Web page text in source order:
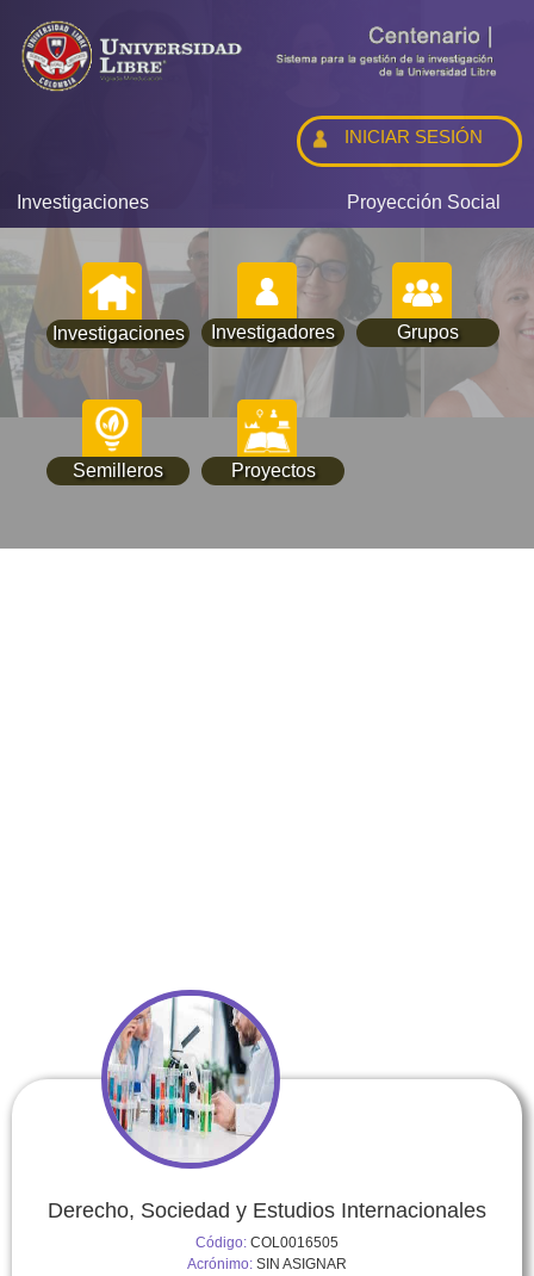
Investigaciones Proyección Social
Investigaciones Investigadores Grupos
Semilleros Proyectos
INICIAR SESIÓN
Derecho, Sociedad y Estudios Internacionales
Código: COL0016505
Acrónimo: SIN ASIGNAR